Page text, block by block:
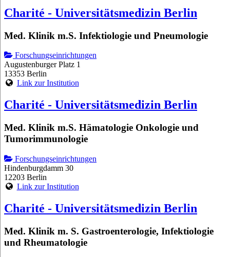
Charité - Universitätsmedizin Berlin
Med. Klinik m.S. Infektiologie und Pneumologie
Forschungseinrichtungen
Augustenburger Platz 1
13353 Berlin
Link zur Institution
Charité - Universitätsmedizin Berlin
Med. Klinik m.S. Hämatologie Onkologie und
Tumorimmunologie
Forschungseinrichtungen
Hindenburgdamm 30
12203 Berlin
Link zur Institution
Charité - Universitätsmedizin Berlin
Med. Klinik m. S. Gastroenterologie, Infektiologie
und Rheumatologie